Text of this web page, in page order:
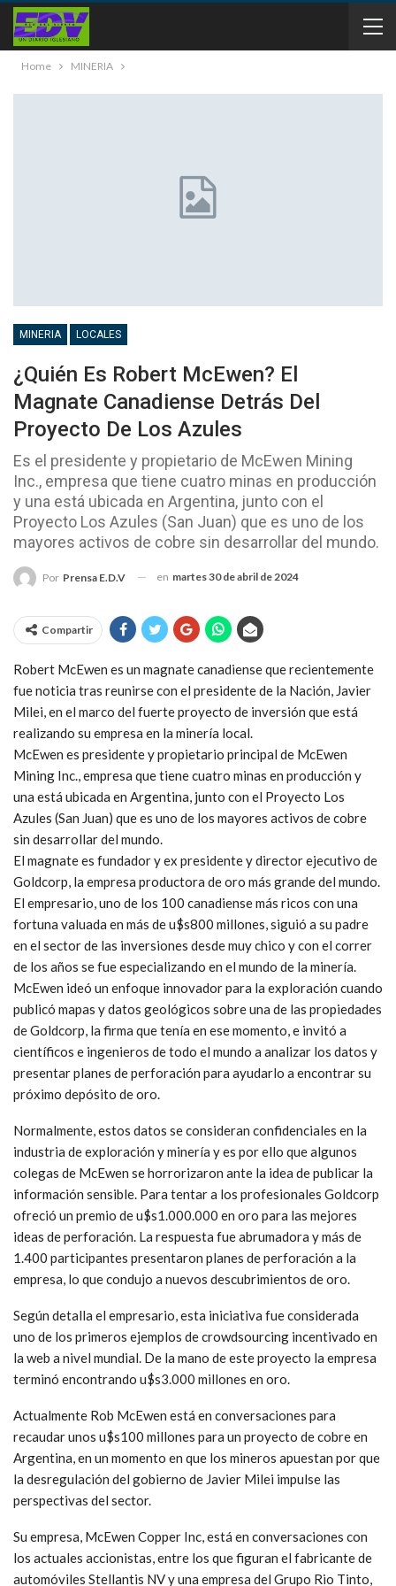
Home MINERIA
MINERIA LOCALES
¿Quién Es Robert McEwen? El
Magnate Canadiense Detrás Del
Proyecto De Los Azules
Es el presidente y propietario de McEwen Mining
Inc., empresa que tiene cuatro minas en producción
y una está ubicada en Argentina, junto con el
Proyecto Los Azules (San Juan) que es uno de los
mayores activos de cobre sin desarrollar del mundo.
Por Prensa E.D.V en martes 30 de abril de 2024
Compartir
Robert McEwen es un magnate canadiense que recientemente
fue noticia tras reunirse con el presidente de la Nación, Javier
Milei, en el marco del fuerte proyecto de inversión que está
realizando su empresa en la minería local.
McEwen es presidente y propietario principal de McEwen
Mining Inc., empresa que tiene cuatro minas en producción y
una está ubicada en Argentina, junto con el Proyecto Los
Azules (San Juan) que es uno de los mayores activos de cobre
sin desarrollar del mundo.
El magnate es fundador y ex presidente y director ejecutivo de
Goldcorp, la empresa productora de oro más grande del mundo.
El empresario, uno de los 100 canadiense más ricos con una
fortuna valuada en más de u$s800 millones, siguió a su padre
en el sector de las inversiones desde muy chico y con el correr
de los años se fue especializando en el mundo de la minería.
McEwen ideó un enfoque innovador para la exploración cuando
publicó mapas y datos geológicos sobre una de las propiedades
de Goldcorp, la firma que tenía en ese momento, e invitó a
científicos e ingenieros de todo el mundo a analizar los datos y
presentar planes de perforación para ayudarlo a encontrar su
próximo depósito de oro.
Normalmente, estos datos se consideran confidenciales en la
industria de exploración y minería y es por ello que algunos
colegas de McEwen se horrorizaron ante la idea de publicar la
información sensible. Para tentar a los profesionales Goldcorp
ofreció un premio de u$s1.000.000 en oro para las mejores
ideas de perforación. La respuesta fue abrumadora y más de
1.400 participantes presentaron planes de perforación a la
empresa, lo que condujo a nuevos descubrimientos de oro.
Según detalla el empresario, esta iniciativa fue considerada
uno de los primeros ejemplos de crowdsourcing incentivado en
la web a nivel mundial. De la mano de este proyecto la empresa
terminó encontrando u$s3.000 millones en oro.
Actualmente Rob McEwen está en conversaciones para
recaudar unos u$s100 millones para un proyecto de cobre en
Argentina, en un momento en que los mineros apuestan por que
la desregulación del gobierno de Javier Milei impulse las
perspectivas del sector.
Su empresa, McEwen Copper Inc, está en conversaciones con
los actuales accionistas, entre los que figuran el fabricante de
automóviles Stellantis NV y una empresa del Grupo Rio Tinto,